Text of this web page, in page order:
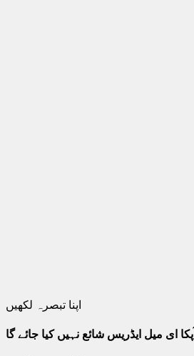
اپنا تبصرہ لکھیں
آپکا ای میل ایڈریس شائع نہیں کیا جائے گا